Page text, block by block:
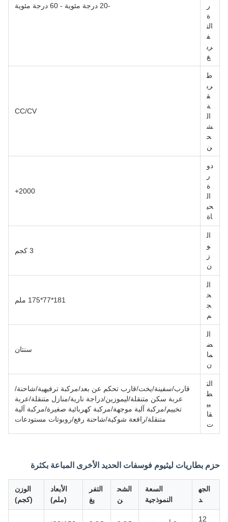
ر
ة
الت
ف
ري
غ
-20 درجة مئوية - 60 درجة مئوية
ط
ري
ق
ة
ال
ش
ح
ن
CC/CV
دو
ر
ة
ال
حي
اة
2000+
ال
و
ز
ن
3 كجم
ال
ح
ج
م
181*77*175 ملم
ال
ض
ما
ن
سنتان
الت
ط
بي
قا
ت
قارب/سفينة/يخت/قارب تحكم عن بعد/مركبة ترفيهية/شاحنة/
عربة سكن متنقلة/ليموزين/دراجة نارية/منازل متنقلة/عربة
تخييم/مركبة آلية موجهة/مركبة كهربائية صغيرة/مركبة آلية
متنقلة/رافعة شوكية/شاحنة رفع/روبوتات مستودعات
حزم بطاريات ليثيوم فوسفات الحديد الأخرى المباعة بكثرة
الجه
د
السعة
النموذجية
الشح
ن
التفر
يغ
الأبعاد
(ملم)
الوزن
(كجم)
12